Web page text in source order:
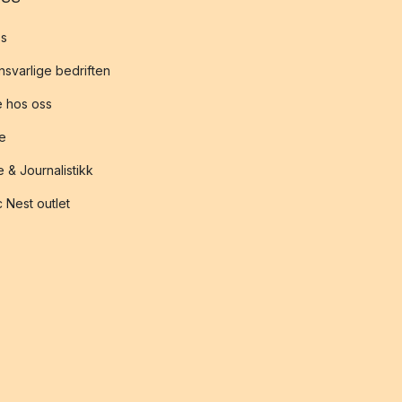
bedriften
hos oss
& Journalistikk
Nest outlet